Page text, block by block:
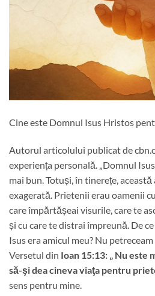
Cine este Domnul Isus Hristos
Autorul articolului publicat de
experiența personală. „Domnul
mai bun. Totuși, în tinerețe,
exagerată. Prietenii erau oamenii
care împărtășeai visurile, care te
și cu care te distrai împreună. De
Isus era amicul meu? Nu
Versetul din Ioan 15:13: „ Nu este
să-şi dea cineva viaţa pentru
sens pentru mine.